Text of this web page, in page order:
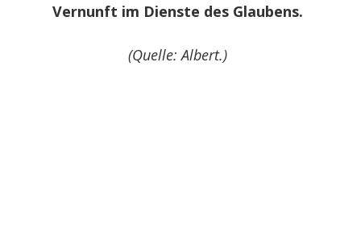
Vernunft im Dienste des Glaubens.
(Quelle: Albert.)